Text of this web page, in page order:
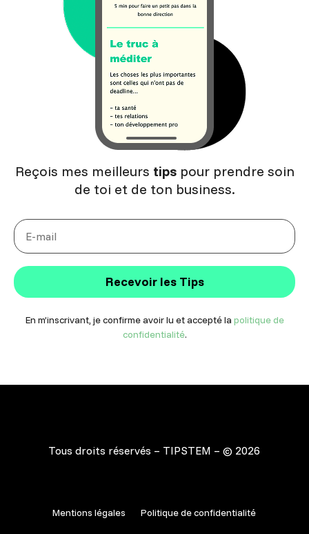
Reçois mes meilleurs tipspour prendre soin
de toi et de ton business.
Recevoir les Tips
En m’inscrivant, je confirme avoir lu et accepté la politique de
confidentialité.
Tous droits réservés – TIPSTEM – © 2026
Mentions légales Politique de confidentialité